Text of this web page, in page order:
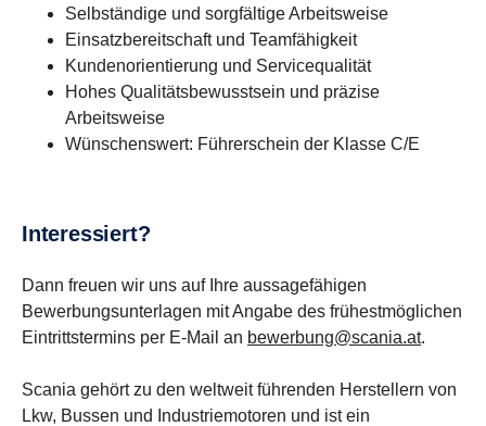
Selbständige und sorgfältige Arbeitsweise
Einsatzbereitschaft und Teamfähigkeit
Kundenorientierung und Servicequalität
Hohes Qualitätsbewusstsein und präzise
Arbeitsweise
Wünschenswert: Führerschein der Klasse C/E
In­ter­es­siert?
Dann freuen wir uns auf Ihre aussagefähigen
Bewerbungsunterlagen mit Angabe des frühestmöglichen
Eintrittstermins per E-Mail an bewerbung@scania.at.
Scania gehört zu den weltweit führenden Herstellern von
Lkw, Bussen und Industriemotoren und ist ein